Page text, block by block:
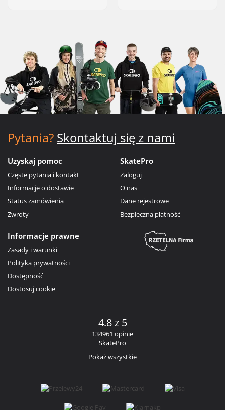
Pytania? Skontaktuj się z nami
Uzyskaj pomoc
Częste pytania i kontakt
Informacje o dostawie
Status zamówienia
Zwroty
SkatePro
Zaloguj
O nas
Dane rejestrowe
Bezpieczna płatność
Informacje prawne
Zasady i warunki
Polityka prywatności
Dostępność
Dostosuj cookie
4.8 z 5
134961 opinie
SkatePro
Pokaż wszystkie